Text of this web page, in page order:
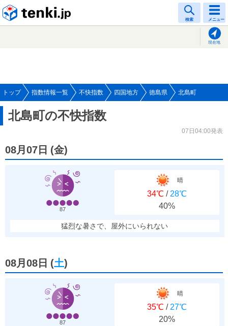
検索 メニュー
現在地
トップ 指数情報一覧 不快指数 四国地方 徳島県 北島町
北島町の不快指数
07日04:00発表
08月07日 (金)
87
晴
34℃ / 28℃
40%
猛烈な暑さで、屋外にいられない
08月08日 (土)
87
晴
35℃ / 27℃
20%